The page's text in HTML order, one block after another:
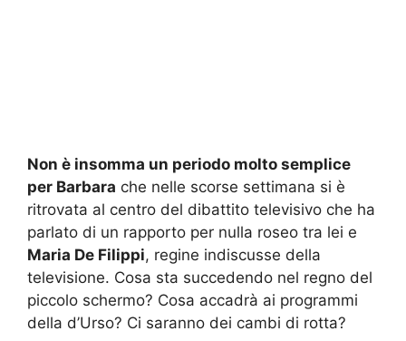
Non è insomma un periodo molto semplice
per Barbara che nelle scorse settimana si è
ritrovata al centro del dibattito televisivo che ha
parlato di un rapporto per nulla roseo tra lei e
Maria De Filippi, regine indiscusse della
televisione. Cosa sta succedendo nel regno del
piccolo schermo? Cosa accadrà ai programmi
della d’Urso? Ci saranno dei cambi di rotta?